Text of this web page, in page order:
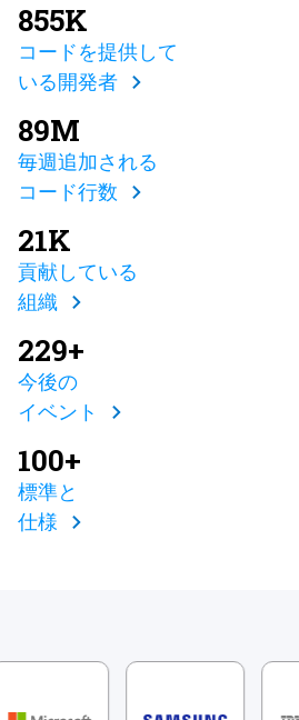
855K
コードを提供して
いる開発者
89M
毎週追加される
コード行数
21K
貢献している
組織
229+
今後の
イベント
100+
標準と
仕様